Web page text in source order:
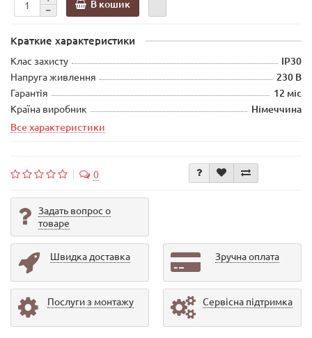
В кошик
Краткие характеристики
Клас захисту IP30
Напруга живлення 230 В
Гарантія 12 міс
Країна виробник
Німеччина
Все характеристики
0
Задать вопрос о
товаре
Швидка доставка Зручна оплата
Послуги з монтажу Сервісна підтримка